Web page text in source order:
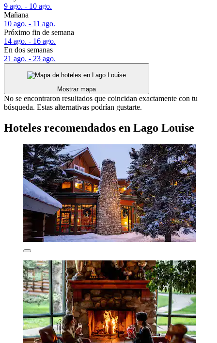
9 ago. - 10 ago.
Mañana
10 ago. - 11 ago.
Próximo fin de semana
14 ago. - 16 ago.
En dos semanas
21 ago. - 23 ago.
Mostrar mapa
No se encontraron resultados que coincidan exactamente con tu
búsqueda. Estas alternativas podrían gustarte.
Hoteles recomendados en Lago Louise